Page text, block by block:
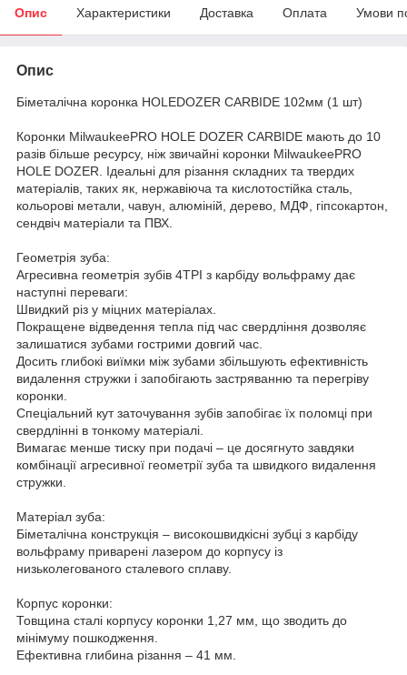
Опис Характеристики Доставка Оплата Умови
Опис
Біметалічна коронка HOLEDOZER CARBIDE 102мм (1 шт)
Коронки MilwaukeePRO HOLE DOZER CARBIDE мають до 10
разів більше ресурсу, ніж звичайні коронки MilwaukeePRO
HOLE DOZER. Ідеальні для різання складних та твердих
матеріалів, таких як, нержавіюча та кислотостійка сталь,
кольорові метали, чавун, алюміній, дерево, МДФ, гіпсокартон,
сендвіч матеріали та ПВХ.
Геометрія зуба:
Агресивна геометрія зубів 4TPI з карбіду вольфраму дає
наступні переваги:
Швидкий різ у міцних матеріалах.
Покращене відведення тепла під час свердління дозволяє
залишатися зубами гострими довгий час.
Досить глибокі виїмки між зубами збільшують ефективність
видалення стружки і запобігають застряванню та перегріву
коронки.
Спеціальний кут заточування зубів запобігає їх поломці при
свердлінні в тонкому матеріалі.
Вимагає менше тиску при подачі – це досягнуто завдяки
комбінації агресивної геометрії зуба та швидкого видалення
стружки.
Матеріал зуба:
Біметалічна конструкція – високошвидкісні зубці з карбіду
вольфраму приварені лазером до корпусу із
низьколегованого сталевого сплаву.
Корпус коронки:
Товщина сталі корпусу коронки 1,27 мм, що зводить до
мінімуму пошкодження.
Ефективна глибина різання – 41 мм.